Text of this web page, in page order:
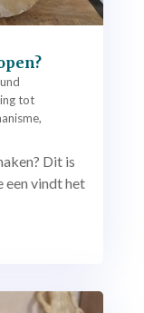
tot
,
Dit is
een vindt het